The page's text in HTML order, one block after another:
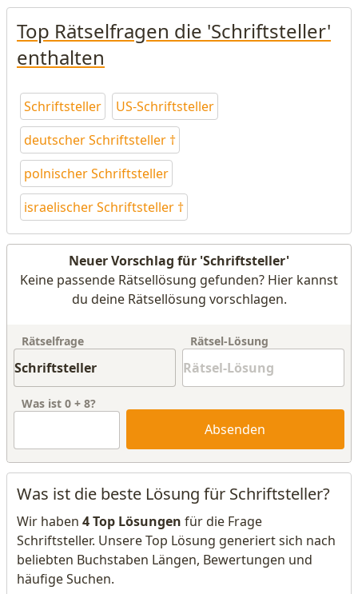
Top Rätselfragen die 'Schriftsteller'
enthalten
Schriftsteller
US-Schriftsteller
deutscher Schriftsteller †
polnischer Schriftsteller
israelischer Schriftsteller †
Neuer Vorschlag für 'Schriftsteller'
Keine passende Rätsellösung gefunden? Hier kannst
du deine Rätsellösung vorschlagen.
Rätselfrage Rätsel-Lösung
Was ist 0 + 8?
Absenden
Was ist die beste Lösung für Schriftsteller?
Wir haben 4 Top Lösungen für die Frage
Schriftsteller. Unsere Top Lösung generiert sich nach
beliebten Buchstaben Längen, Bewertungen und
häufige Suchen.